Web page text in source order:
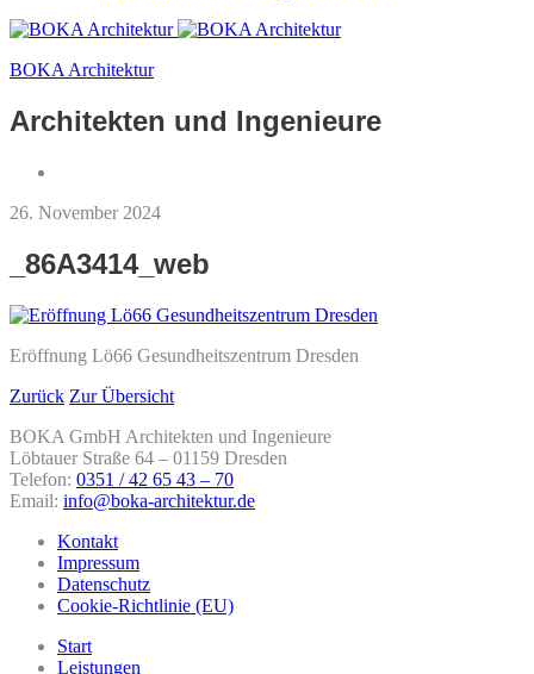
BOKA Architektur
Architekten und Ingenieure
26. November 2024
_86A3414_web
Eröffnung Lö66 Gesundheitszentrum Dresden
Zurück Zur Übersicht
BOKA GmbH Architekten und Ingenieure
Löbtauer Straße 64 – 01159 Dresden
Telefon: 0351 / 42 65 43 – 70
Email: info@boka-architektur.de
Kontakt
Impressum
Datenschutz
Cookie-Richtlinie (EU)
Start
Leistungen